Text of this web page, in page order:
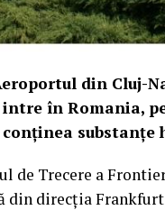
din Cluj-
în Romania,
substanţe
de Trecere a
direcţia